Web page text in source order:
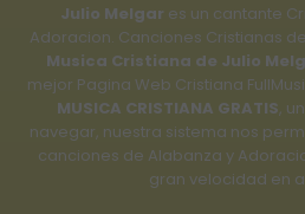
Julio Melgar es un cantante
Adoracion. Canciones Cristianas de
Musica Cristiana de Julio
mejor Pagina Web Cristiana
MUSICA CRISTIANA GRATIS,
navegar, nuestra sistema nos
canciones de Alabanza y
gran velocidad en